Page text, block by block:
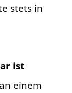
stets in
ist
einem